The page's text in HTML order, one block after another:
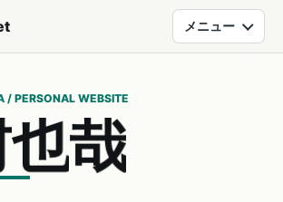
メニュー
/ PERSONAL WEBSITE
也哉